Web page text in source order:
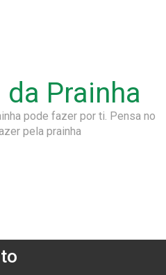
da Prainha
pode fazer por ti. Pensa no
pela prainha